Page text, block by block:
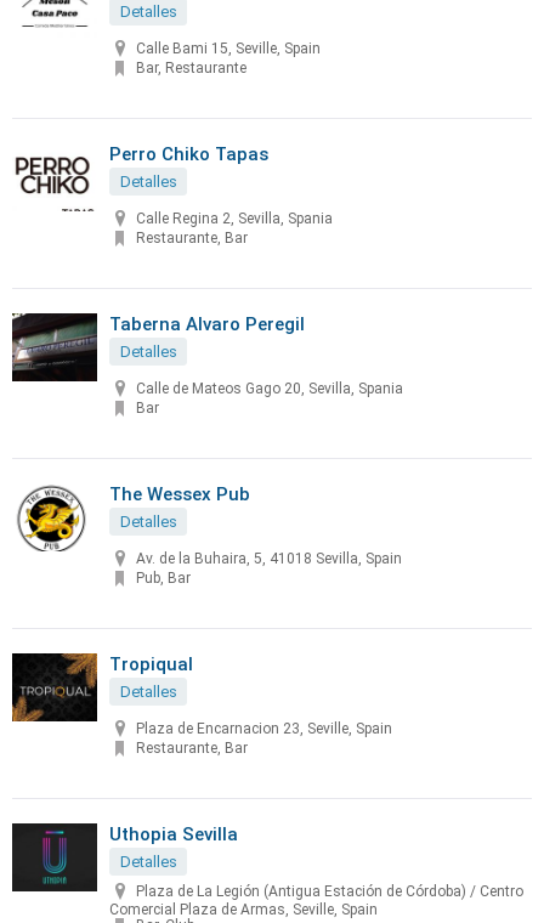
Detalles
Calle Bami 15, Seville, Spain
Bar, Restaurante
Perro Chiko Tapas
Detalles
Calle Regina 2, Sevilla, Spania
Restaurante, Bar
Taberna Alvaro Peregil
Detalles
Calle de Mateos Gago 20, Sevilla, Spania
Bar
The Wessex Pub
Detalles
Av. de la Buhaira, 5, 41018 Sevilla, Spain
Pub, Bar
Tropiqual
Detalles
Plaza de Encarnacion 23, Seville, Spain
Restaurante, Bar
Uthopia Sevilla
Detalles
Plaza de La Legión (Antigua Estación de Córdoba) / Centro
Comercial Plaza de Armas, Seville, Spain